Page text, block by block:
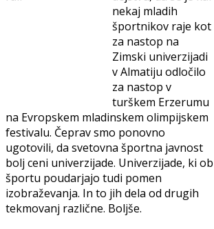
nekaj mladih
športnikov raje kot
za nastop na
Zimski univerzijadi
v Almatiju odločilo
za nastop v
turškem Erzerumu
na Evropskem mladinskem olimpijskem
festivalu. Čeprav smo ponovno
ugotovili, da svetovna športna javnost
bolj ceni univerzijade. Univerzijade, ki ob
športu poudarjajo tudi pomen
izobraževanja. In to jih dela od drugih
tekmovanj različne. Boljše.